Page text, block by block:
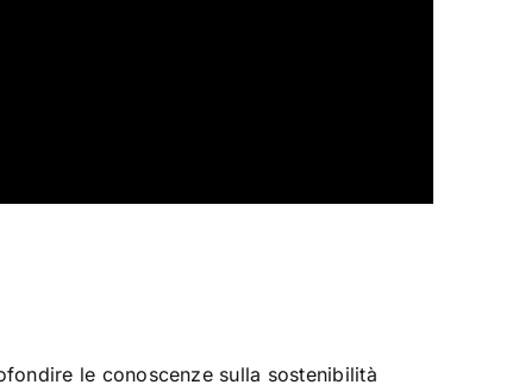
le conoscenze sulla sostenibilità